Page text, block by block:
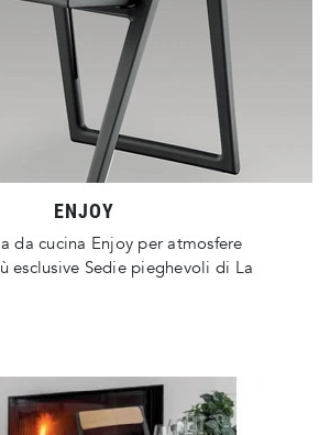
ENJOY
da cucina Enjoy per atmosfere
esclusive Sedie pieghevoli di La